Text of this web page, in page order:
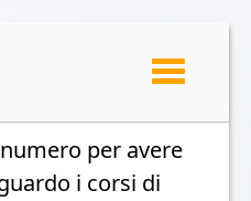
Toggle
navigation
per avere
i corsi di